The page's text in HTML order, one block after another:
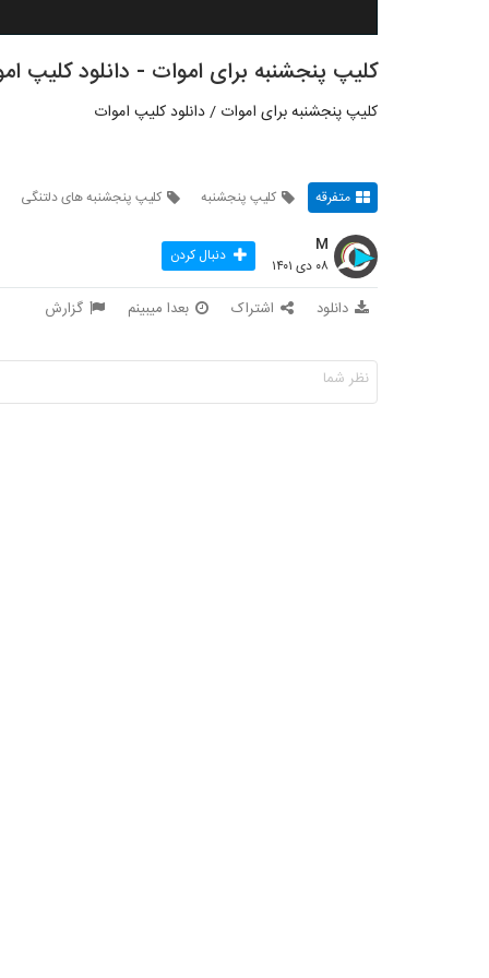
کلیپ پنجشنبه برای اموات - دانلود کلیپ
کلیپ پنجشنبه برای اموات / دانلود کلیپ اموات
متفرقه کلیپ پنجشنبه کلیپ پنجشنبه های دلتنگی
M
۰۸ دی ۱۴۰۱ دنبال کردن
دانلود اشتراک بعدا میبینم گزارش